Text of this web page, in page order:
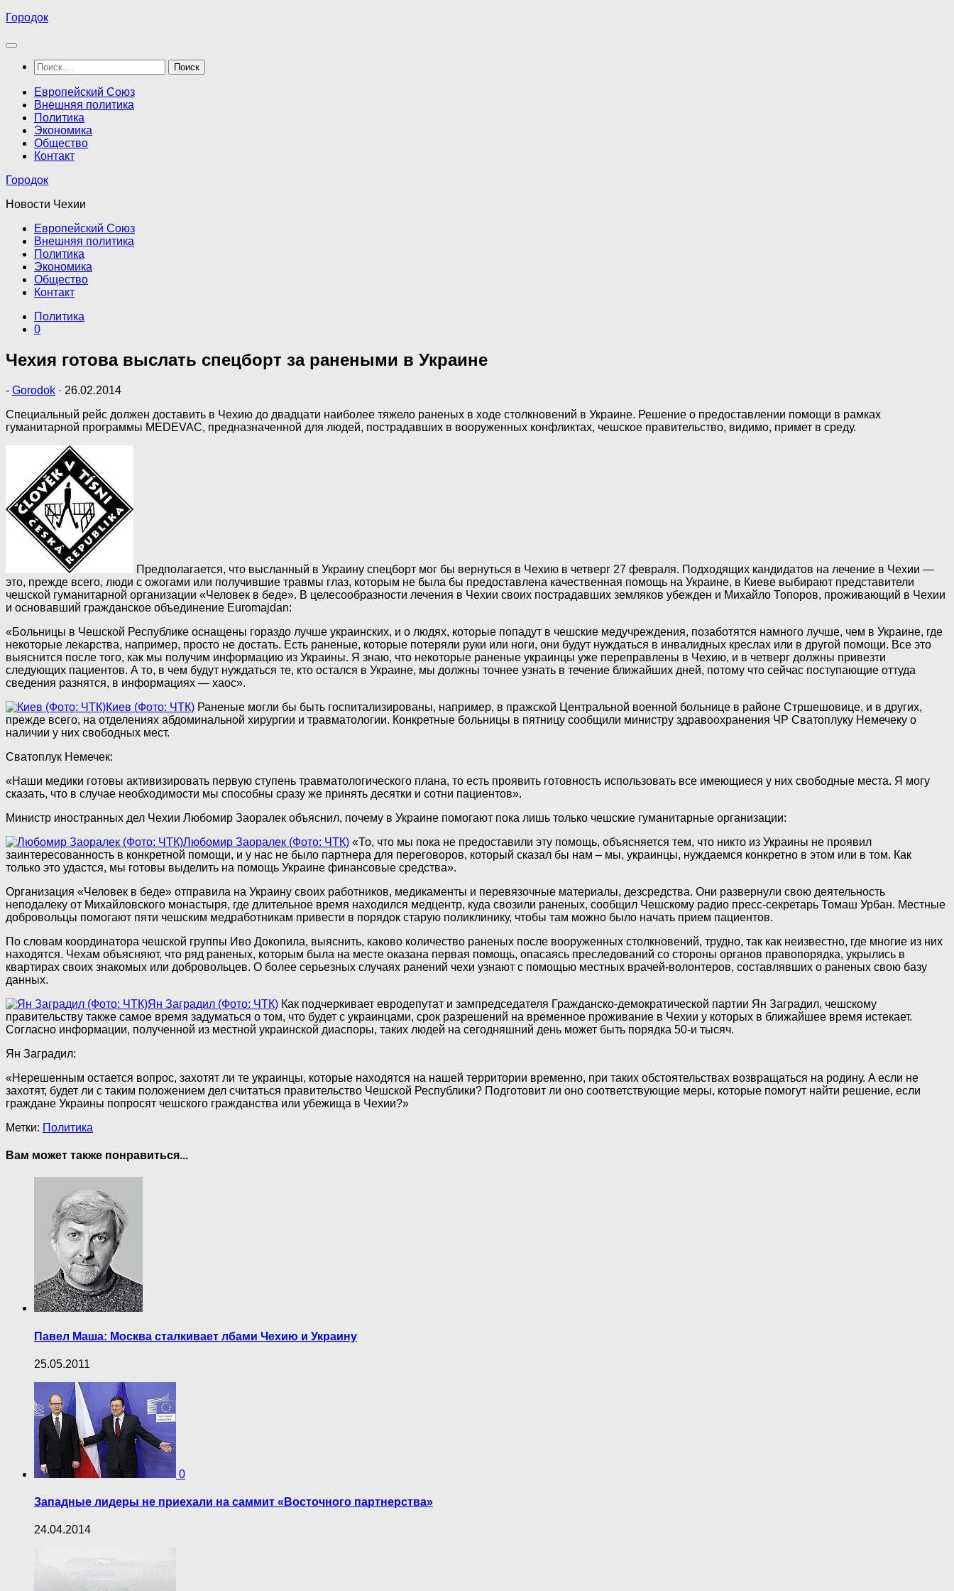
Перейти
содержимому
Городок
Найти:
Европейский Союз
Внешняя политика
Политика
Экономика
Общество
Контакт
Городок
Новости Чехии
Европейский Союз
Внешняя политика
Политика
Экономика
Общество
Контакт
Политика
0
Чехия готова выслать спецборт за ранеными в Украине
- Gorodok · 26.02.2014
Специальный рейс должен доставить в Чехию до двадцати наиболее тяжело раненых в ходе столкновений в Украине. Решение о предоставлении помощи в рамках
гуманитарной программы MEDEVAC, предназначенной для людей, пострадавших в вооруженных конфликтах, чешское правительство, видимо, примет в среду.
Предполагается, что высланный в Украину спецборт мог бы вернуться в Чехию в четверг 27 февраля. Подходящих кандидатов нa лечение в Чехии —
это, прежде всего, люди с ожогами или получившие травмы глаз, которым не была бы предоставлена качественная помощь на Украине, в Киеве выбирают представители
чешской гуманитарной организации «Человек в беде». В целесообразности лечения в Чехии своих пострадавших земляков убежден и Михайло Топоров, проживающий в Чехии
и основавший гражданское объединение Euromajdan:
«Больницы в Чешской Республике оснащены гораздо лучше украинских, и о людях, которые попадут в чешские медучреждения, позаботятся намного лучше, чем в Украине, где
некоторые лекарства, например, просто не достать. Есть раненые, которые потеряли руки или ноги, они будут нуждаться в инвалидных креслах или в другой помощи. Все это
выяснится после того, как мы получим информацию из Украины. Я знаю, что некоторые раненые украинцы уже переправлены в Чехию, и в четверг должны привезти
следующих пациентов. А то, в чем будут нуждаться те, кто остался в Украине, мы должны точнее узнать в течение ближайших дней, потому что сейчас поступающие оттуда
сведения разнятся, в информациях — хаос».
Киев (Фото: ЧТК) Раненые могли бы быть госпитализированы, например, в пражской Центральной военной больнице в районе Стршешовице, и в других,
прежде всего, на отделениях абдоминальной хирургии и травматологии. Конкретные больницы в пятницу сообщили министру здравоохранения ЧР Сватоплуку Немечеку о
наличии у них свободных мест.
Сватоплук Немечек:
«Наши медики готовы активизировать первую ступень травматологического плана, то есть проявить готовность использовать все имеющиеся у них свободные места. Я могу
сказать, что в случае необходимости мы способны сразу же принять десятки и сотни пациентов».
Министр иностранных дел Чехии Любомир Заоралек объяснил, почему в Украине помогают пока лишь только чешские гуманитарные организации:
Любомир Заоралек (Фото: ЧТК) «То, что мы пока не предоставили эту помощь, объясняется тем, что никто из Украины не проявил
заинтересованность в конкретной помощи, и у нас не было партнера для переговоров, который сказал бы нам – мы, украинцы, нуждаемся конкретно в этом или в том. Как
только это удастся, мы готовы выделить на помощь Украине финансовые средства».
Организация «Человек в беде» отправила на Украину своих работников, медикаменты и перевязочные материалы, дезсредства. Они развернули свою деятельность
неподалеку от Михайловского монастыря, где длительное время находился медцентр, куда свозили раненых, сообщил Чешскому радио пресс-секретарь Томаш Урбан. Местные
добровольцы помогают пяти чешским медработникам привести в порядок старую поликлинику, чтобы там можно было начать прием пациентов.
По словам координатора чешской группы Иво Докопила, выяснить, каково количество раненых после вооруженных столкновений, трудно, так как неизвестно, где многие из них
находятся. Чехам объясняют, что ряд раненых, которым была на месте оказана первая помощь, опасаясь преследований со стороны органов правопорядка, укрылись в
квартирах своих знакомых или добровольцев. О более серьезных случаях ранений чехи узнают с помощью местных врачей-волонтеров, составлявших о раненых свою базу
данных.
Ян Заградил (Фото: ЧТК) Как подчеркивает евродепутат и зампредседателя Гражданско-демократической партии Ян Заградил, чешскому
правительству также самое время задуматься о том, что будет с украинцами, срок разрешений на временное проживание в Чехии у которых в ближайшее время истекает.
Согласно информации, полученной из местной украинской диаспоры, таких людей на сегодняшний день может быть порядка 50-и тысяч.
Ян Заградил:
«Нерешенным остается вопрос, захотят ли те украинцы, которые находятся на нашей территории временно, при таких обстоятельствах возвращаться на родину. A если не
захотят, будет ли с таким положением дел считаться правительство Чешской Республики? Подготовит ли оно соответствующие меры, которые помогут найти решение, если
граждане Украины попросят чешского гражданства или убежища в Чехии?»
Метки: Политика
Вам может также понравиться...
Павел Маша: Москва сталкивает лбами Чехию и Украину
25.05.2011
0
Западные лидеры не приехали на саммит «Восточного партнерства»
24.04.2014